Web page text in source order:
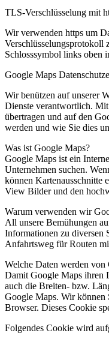
TLS-Verschlüsselung mit
Wir verwenden https um
Verschlüsselungsprotokoll
Schlosssymbol links oben
Google Maps
Wir benützen auf unserer
Dienste verantwortlich.
übertragen und auf den
werden und wie Sie dies
Was ist Google Maps?
Google Maps ist ein
Unternehmen suchen.
können Kartenausschnitte
View Bilder und den
Warum verwenden wir
All unsere Bemühungen
Informationen zu diversen
Anfahrtsweg für Routen
Welche Daten werden von
Damit Google Maps ihren
auch die Breiten- bzw.
Google Maps. Wir können
Browser. Dieses Cookie
Folgendes Cookie wird